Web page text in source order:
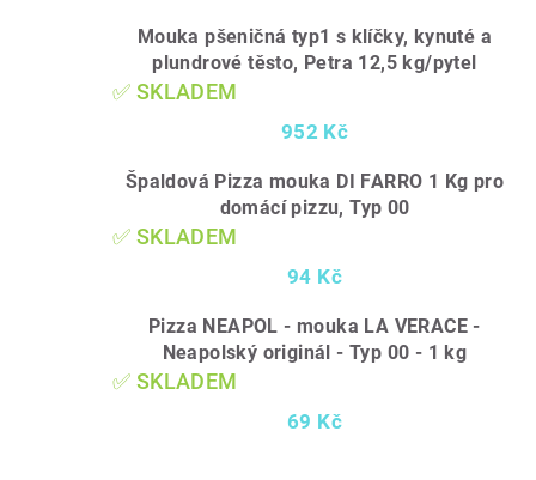
Mouka pšeničná typ1 s klíčky, kynuté a
plundrové těsto, Petra 12,5 kg/pytel
✅ SKLADEM
952 Kč
Špaldová Pizza mouka DI FARRO 1 Kg pro
domácí pizzu, Typ 00
✅ SKLADEM
94 Kč
Pizza NEAPOL - mouka LA VERACE -
Neapolský originál - Typ 00 - 1 kg
✅ SKLADEM
69 Kč